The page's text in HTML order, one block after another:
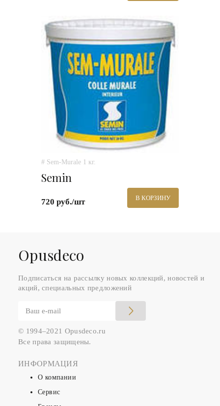
# Sem-Murale 1 кг.
Semin
720 руб./шт В КОРЗИНУ
Оpusdeco
Подписаться на рассылку новых коллекций, новостей и
акций, специальных предложений
© 1994–2021 Opusdeco.ru
Все права защищены.
ИНФОРМАЦИЯ
О компании
Сервис